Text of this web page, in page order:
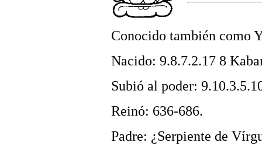
Conocido también como
Nacido: 9.8.7.2.17 8
Subió al poder:
Reinó: 636-686.
Padre: ¿Serpiente de